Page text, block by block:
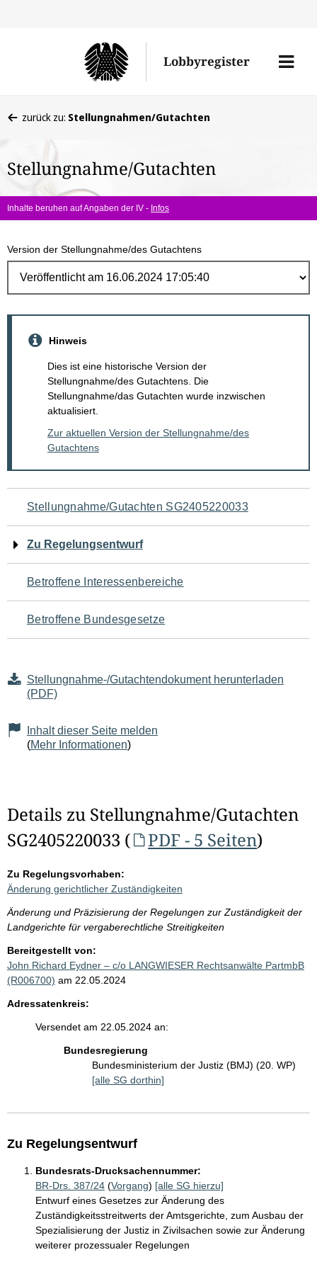
Lobbyregister
Menü
befinden
hier:
zurück zu: Stellungnahmen/Gutachten
Stellungnahme/Gutachten
Inhalte beruhen auf Angaben der IV - Infos
Version der Stellungnahme/des Gutachtens
Hinweis
Dies ist eine historische Version der
Stellungnahme/des Gutachtens. Die
Stellungnahme/das Gutachten wurde inzwischen
aktualisiert.
Zur aktuellen Version der Stellungnahme/des
Gutachtens
Navigation
für
den
Seiteninhalt
Stellungnahme/Gutachten SG2405220033
Zu Regelungsentwurf
Betroffene Interessenbereiche
Betroffene Bundesgesetze
Stellungnahme-/Gutachtendokument herunterladen
(PDF)
Inhalt dieser Seite melden
(Mehr Informationen)
Details zu Stellungnahme/Gutachten
SG2405220033 (
PDF - 5 Seiten)
Zu Regelungsvorhaben:
Änderung gerichtlicher Zuständigkeiten
Änderung und Präzisierung der Regelungen zur Zuständigkeit der
Landgerichte für vergaberechtliche Streitigkeiten
Bereitgestellt von:
John Richard Eydner – c/o LANGWIESER Rechtsanwälte PartmbB
(R006700) am 22.05.2024
Adressatenkreis:
Versendet am 22.05.2024 an:
Bundesregierung
Bundesministerium der Justiz (BMJ) (20. WP)
[alle SG dorthin]
Zu Regelungsentwurf
Bundesrats-Drucksachennummer:
BR-Drs. 387/24 (Vorgang) [alle SG hierzu]
Entwurf eines Gesetzes zur Änderung des
Zuständigkeitsstreitwerts der Amtsgerichte, zum Ausbau der
Spezialisierung der Justiz in Zivilsachen sowie zur Änderung
weiterer prozessualer Regelungen